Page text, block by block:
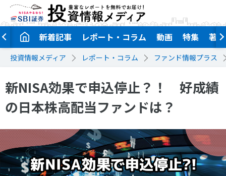
新着記事 レポート・コラム 動画 特集 著者
投資情報メディア レポート・コラム ファンド情報プラス
新NISA効果で申込停止？！ 好成績
の日本株高配当ファンドは？